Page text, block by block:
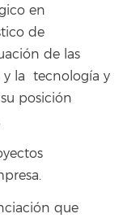
en
de
de las
y la tecnología y
posición
que